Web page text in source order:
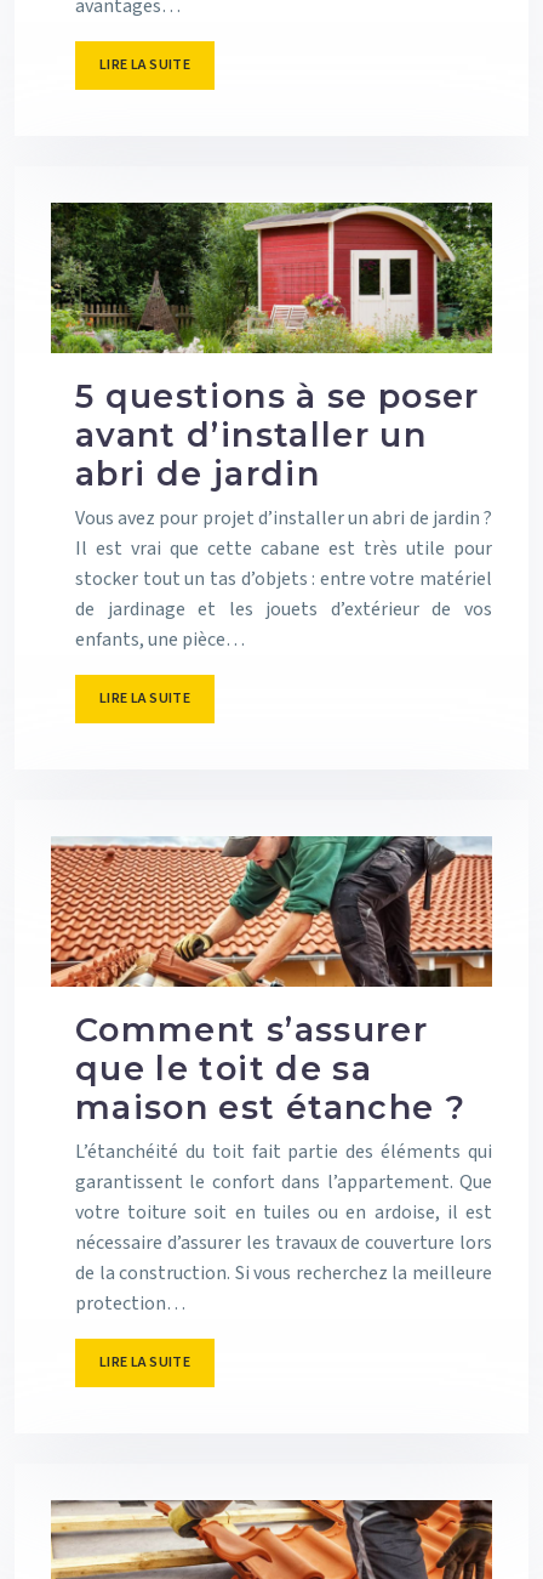
avantages…
LIRE LA SUITE
5 questions à se poser
avant d’installer un
abri de jardin
Vous avez pour projet d’installer un abri de jardin ?
Il est vrai que cette cabane est très utile pour
stocker tout un tas d’objets : entre votre matériel
de jardinage et les jouets d’extérieur de vos
enfants, une pièce…
LIRE LA SUITE
Comment s’assurer
que le toit de sa
maison est étanche ?
L’étanchéité du toit fait partie des éléments qui
garantissent le confort dans l’appartement. Que
votre toiture soit en tuiles ou en ardoise, il est
nécessaire d’assurer les travaux de couverture lors
de la construction. Si vous recherchez la meilleure
protection…
LIRE LA SUITE